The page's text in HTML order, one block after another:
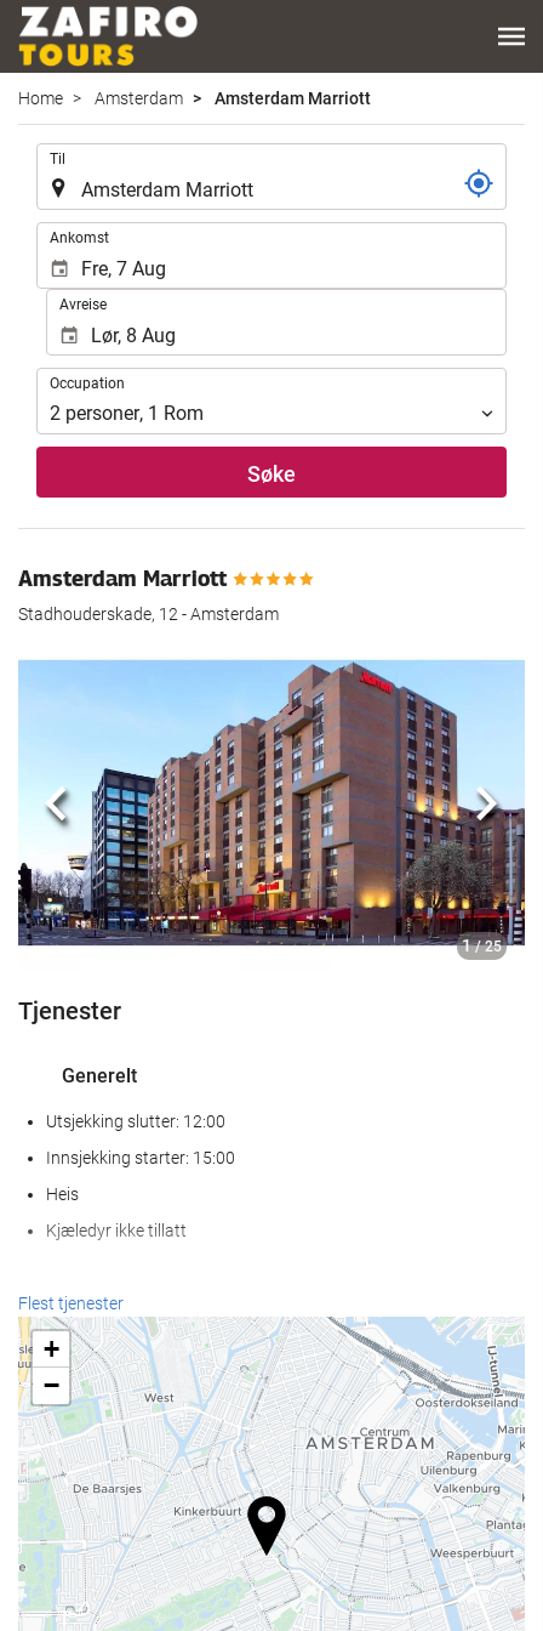
Home Amsterdam Amsterdam Marriott
Til
Ankomst
Avreise
Occupation
Occupation
2 personer, 1 Rom
Søke
Amsterdam Marriott
Stadhouderskade, 12 - Amsterdam
1 / 25
Forrige
Tjenester
Generelt
Utsjekking slutter: 12:00
Innsjekking starter: 15:00
Heis
Kjæledyr ikke tillatt
Resepsjonstjenester
Døgnåpen resepsjon
Bagasjeoppbevaring
Mat og Drikke
À la carte-restaurant
Bar
Forretningsfasiliteter
Flest tjenester
+
−